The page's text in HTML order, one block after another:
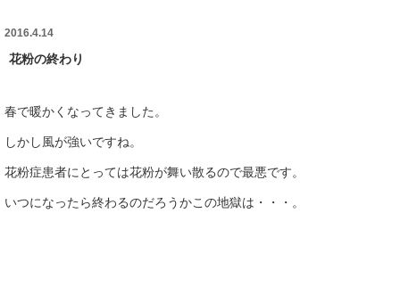
2016.4.14
花粉の終わり
春で暖かくなってきました。
しかし風が強いですね。
花粉症患者にとっては花粉が舞い散るので最悪です。
いつになったら終わるのだろうかこの地獄は・・・。